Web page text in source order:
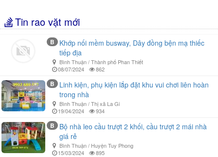
Tin rao vặt mới
B
Khớp nối mềm busway, Dây đồng bện mạ thiếc
tiếp địa
Bình Thuận / Thành phố Phan Thiết
08/07/2024
862
B
Linh kiện, phụ kiện lắp đặt khu vui chơi liên hoàn
trong nhà
Bình Thuận / Thị xã La Gi
19/04/2024
934
B
Bộ nhà leo cầu trượt 2 khối, cầu trượt 2 mái nhà
giá rẻ
Bình Thuận / Huyện Tuy Phong
15/03/2024
895